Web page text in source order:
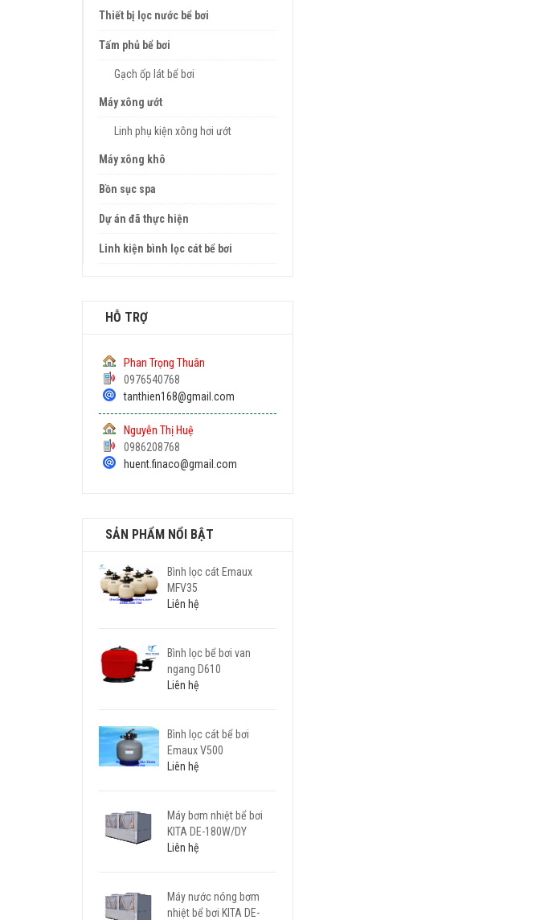
Thiết bị lọc nước bể bơi
Tấm phủ bể bơi
Gạch ốp lát bể bơi
Máy xông ướt
Linh phụ kiện xông hơi ướt
Máy xông khô
Bồn sục spa
Dự án đã thực hiện
Linh kiện bình lọc cát bể bơi
HỖ TRỢ
Phan Trọng Thuân
0976540768
tanthien168@gmail.com
Nguyễn Thị Huệ
0986208768
huent.finaco@gmail.com
SẢN PHẨM NỔI BẬT
Bình lọc cát Emaux
MFV35
Liên hệ
Bình lọc bể bơi van
ngang D610
Liên hệ
Bình lọc cát bể bơi
Emaux V500
Liên hệ
Máy bơm nhiệt bể bơi
KITA DE-180W/DY
Liên hệ
Máy nước nóng bơm
nhiệt bể bơi KITA DE-